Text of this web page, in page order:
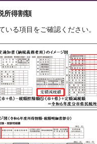
所得割額
いる項目をご確認ください。